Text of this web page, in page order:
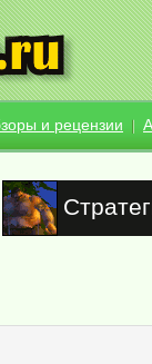
и рецензии